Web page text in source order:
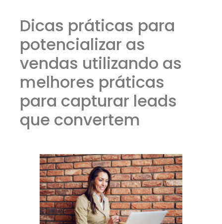
Dicas práticas para
potencializar as
vendas utilizando as
melhores práticas
para capturar leads
que convertem